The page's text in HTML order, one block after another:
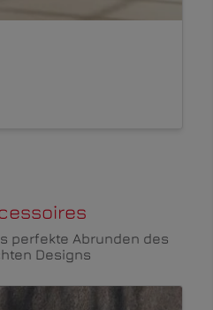
perfekte Abrunden des
Designs